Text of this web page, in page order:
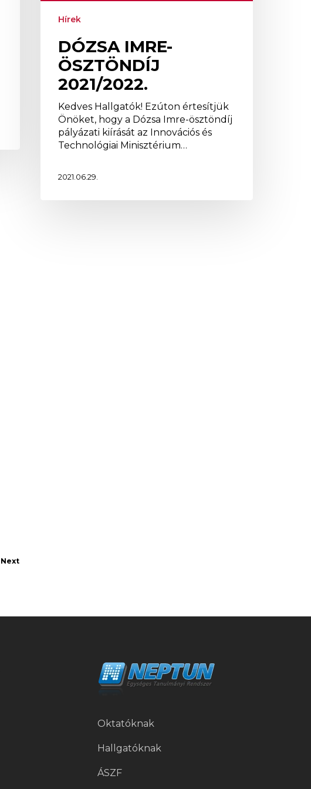
Hírek
DÓZSA IMRE-
ÖSZTÖNDÍJ
2021/2022.
Kedves Hallgatók! Ezúton értesítjük
Önöket, hogy a Dózsa Imre-ösztöndíj
pályázati kiírását az Innovációs és
Technológiai Minisztérium…
2021.06.29.
Next
Oktatóknak
Hallgatóknak
ÁSZF